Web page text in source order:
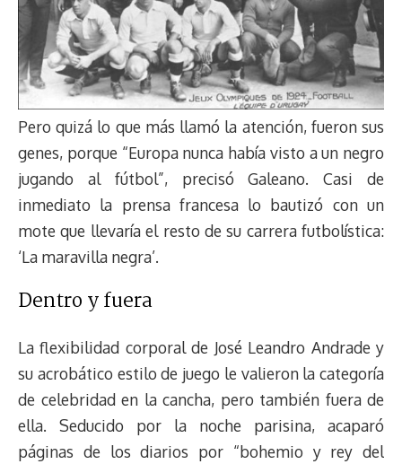
Pero quizá lo que más llamó la atención, fueron sus
genes, porque “Europa nunca había visto a un negro
jugando al fútbol”, precisó Galeano. Casi de
inmediato la prensa francesa lo bautizó con un
mote que llevaría el resto de su carrera futbolística:
‘La maravilla negra’.
Dentro y fuera
La flexibilidad corporal de José Leandro Andrade y
su acrobático estilo de juego le valieron la categoría
de celebridad en la cancha, pero también fuera de
ella. Seducido por la noche parisina, acaparó
páginas de los diarios por “bohemio y rey del